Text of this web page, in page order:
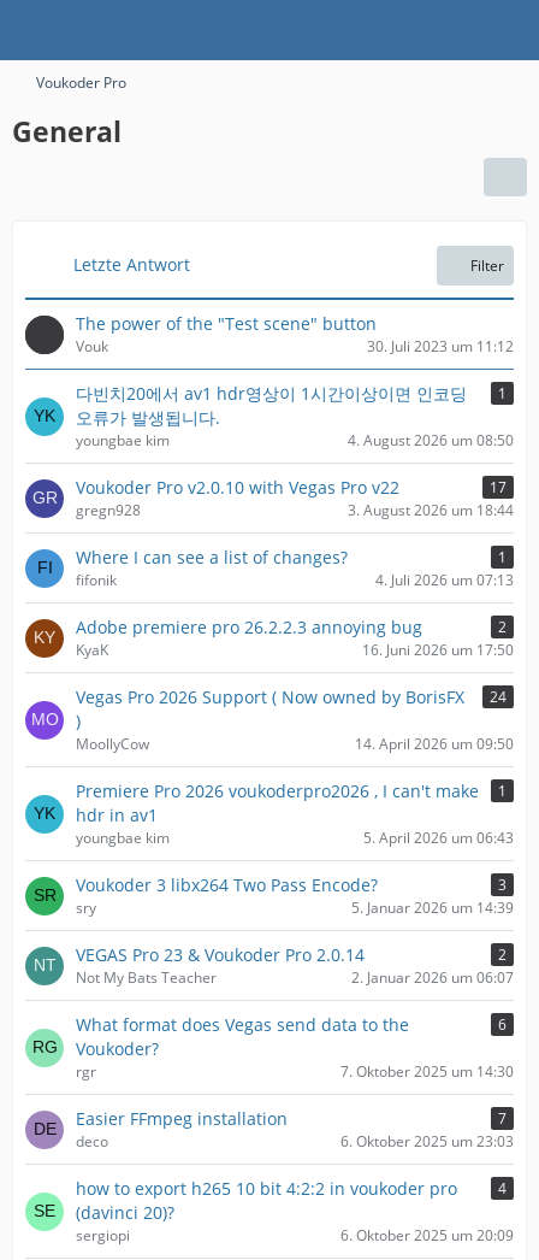
Voukoder Pro
General
Letzte Antwort Filter
The power of the "Test scene" button
Vouk 30. Juli 2023 um 11:12
다빈치20에서 av1 hdr영상이 1시간이상이면 인코딩
오류가 발생됩니다.
1
youngbae kim 4. August 2026 um 08:50
Voukoder Pro v2.0.10 with Vegas Pro v22
17
gregn928
3. August 2026 um 18:44
Where I can see a list of changes?
1
fifonik
4. Juli 2026 um 07:13
Adobe premiere pro 26.2.2.3 annoying bug
2
KyaK
16. Juni 2026 um 17:50
Vegas Pro 2026 Support ( Now owned by BorisFX
)
24
MoollyCow 14. April 2026 um 09:50
Premiere Pro 2026 voukoderpro2026 , I can't make
hdr in av1
1
youngbae kim 5. April 2026 um 06:43
Voukoder 3 libx264 Two Pass Encode?
3
sry
5. Januar 2026 um 14:39
VEGAS Pro 23 & Voukoder Pro 2.0.14
2
Not My Bats Teacher
2. Januar 2026 um 06:07
What format does Vegas send data to the
Voukoder?
6
rgr 7. Oktober 2025 um 14:30
Easier FFmpeg installation
7
deco
6. Oktober 2025 um 23:03
how to export h265 10 bit 4:2:2 in voukoder pro
(davinci 20)?
4
sergiopi 6. Oktober 2025 um 20:09